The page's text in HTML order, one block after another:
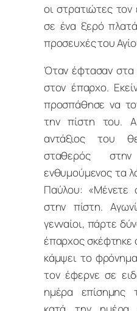
οι στρατιώτες
σε ένα ξερό
προσευχές του
Όταν έφτασαν στα
στον έπαρχο.
προσπάθησε να
την πίστη του.
αντάξιος του
σταθερός
ενθυμούμενος τα
Παύλου: «Μένετε
στην πίστη.
γενναίοι, πάρτε
έπαρχος σκέφτηκε
κάμψει το
τον έφερνε σε
ημέρα επίσημης